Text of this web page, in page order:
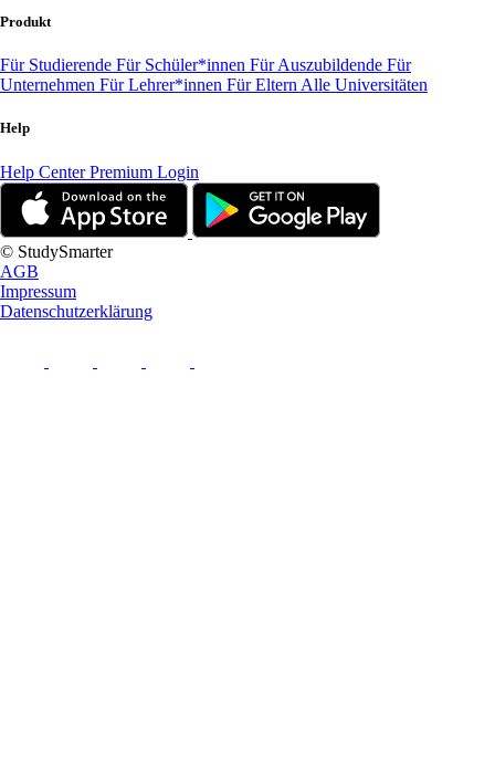
Produkt
Für Studierende Für Schüler*innen Für Auszubildende Für
Unternehmen Für Lehrer*innen Für Eltern Alle Universitäten
Help
Help CenterPremium Login
© StudySmarter
AGB
Impressum
Datenschutzerklärung